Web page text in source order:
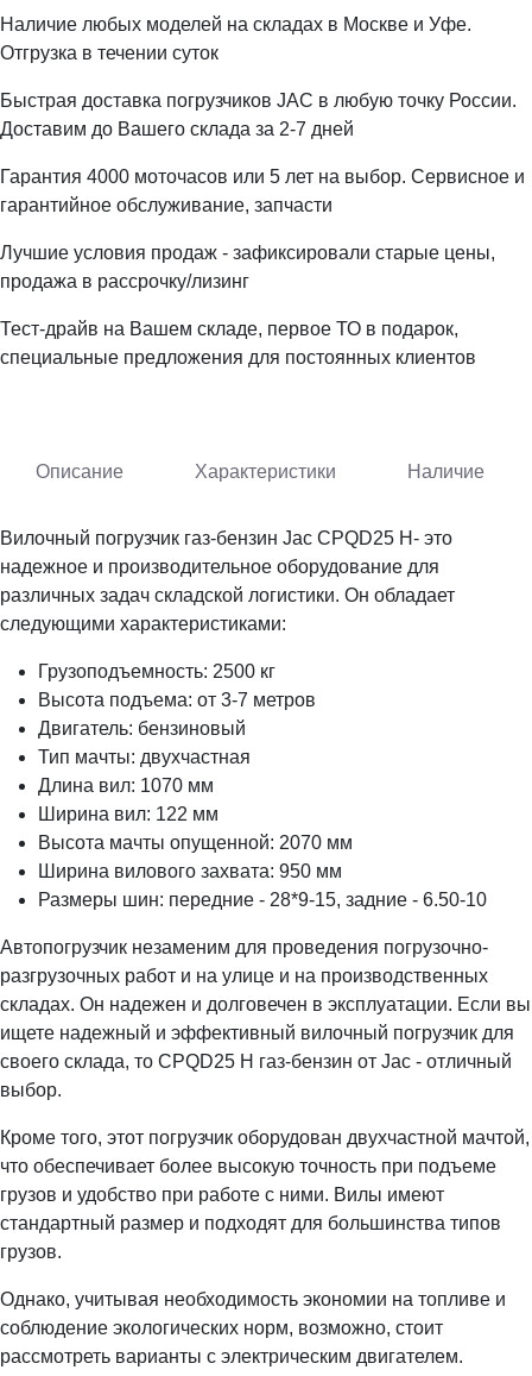
Наличие любых моделей на складах в Москве и Уфе.
Отгрузка в течении суток
Быстрая доставка погрузчиков JAC в любую точку России.
Доставим до Вашего склада за 2-7 дней
Гарантия 4000 моточасов или 5 лет на выбор. Сервисное и
гарантийное обслуживание, запчасти
Лучшие условия продаж - зафиксировали старые цены,
продажа в рассрочку/лизинг
Тест-драйв на Вашем складе, первое ТО в подарок,
специальные предложения для постоянных клиентов
Описание Характеристики Наличие
Вилочный погрузчик газ-бензин Jac CPQD25 H- это
надежное и производительное оборудование для
различных задач складской логистики. Он обладает
следующими характеристиками:
Грузоподъемность: 2500 кг
Высота подъема: от 3-7 метров
Двигатель: бензиновый
Тип мачты: двухчастная
Длина вил: 1070 мм
Ширина вил: 122 мм
Высота мачты опущенной: 2070 мм
Ширина вилового захвата: 950 мм
Размеры шин: передние - 28*9-15, задние - 6.50-10
Автопогрузчик незаменим для проведения погрузочно-
разгрузочных работ и на улице и на производственных
складах. Он надежен и долговечен в эксплуатации. Если вы
ищете надежный и эффективный вилочный погрузчик для
своего склада, то CPQD25 H газ-бензин от Jac - отличный
выбор.
Кроме того, этот погрузчик оборудован двухчастной мачтой,
что обеспечивает более высокую точность при подъеме
грузов и удобство при работе с ними. Вилы имеют
стандартный размер и подходят для большинства типов
грузов.
Однако, учитывая необходимость экономии на топливе и
соблюдение экологических норм, возможно, стоит
рассмотреть варианты с электрическим двигателем.